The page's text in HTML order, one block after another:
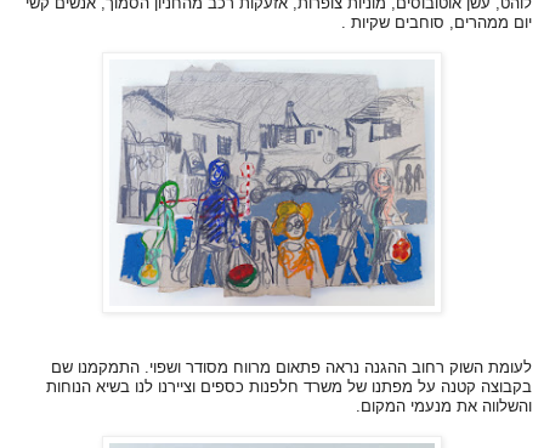
יום ממהרים, סוחבים שקיות .
לעומת השוק רחוב ההגנה נראה פתאום מרווח מסודר ושפוי. התמקמנו שם
בקבוצה קטנה על מפתנו של משרד חלפנות כספים וציירנו לנו בשיא הנוחות
והשלווה את מנעמי המקום.